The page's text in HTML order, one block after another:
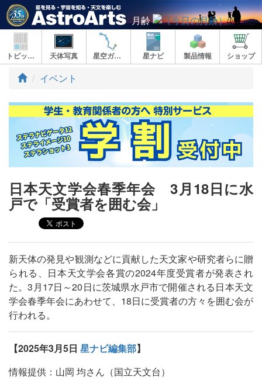
月齢
トピックス 天体写真 星空ガイド 星ナビ 製品情報 ショップ
ト
プ
イベント
日本天文学会春季年会 3月18日に水
戸で「受賞者を囲む会」
新天体の発見や観測などに貢献した天文家や研究者らに贈
られる、日本天文学会各賞の2024年度受賞者が発表され
た。3月17日～20日に茨城県水戸市で開催される日本天文
学会春季年会にあわせて、18日に受賞者の方々を囲む会が
行われる。
【2025年3月5日 星ナビ編集部】
情報提供：山岡 均さん（国立天文台）